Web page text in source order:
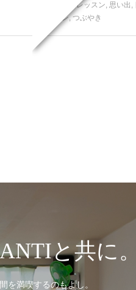
スタジオレッスン, 思い出 ,
ッスン,つぶやき
と共に。
を満喫するのもよし。